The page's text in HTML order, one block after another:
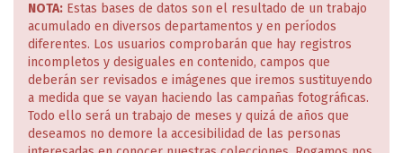
NOTA: Estas bases de datos son el resultado de un trabajo
acumulado en diversos departamentos y en períodos
diferentes. Los usuarios comprobarán que hay registros
incompletos y desiguales en contenido, campos que
deberán ser revisados e imágenes que iremos sustituyendo
a medida que se vayan haciendo las campañas fotográficas.
Todo ello será un trabajo de meses y quizá de años que
deseamos no demore la accesibilidad de las personas